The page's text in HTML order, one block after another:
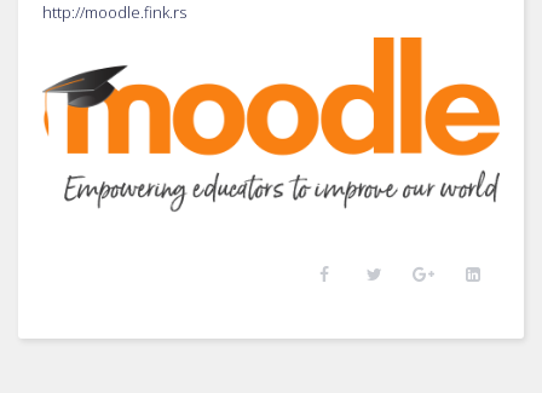
http://moodle.fink.rs